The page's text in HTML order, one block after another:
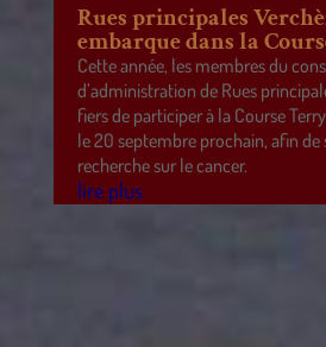
Rues principales
embarque dans la
Cette année, les membres du
d’administration de Rues
fiers de participer à la Course
le 20 septembre prochain, afin de
recherche sur le cancer.
lire plus